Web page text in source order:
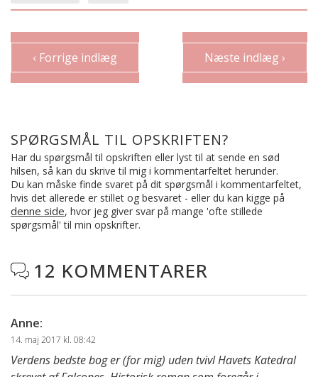
‹ Forrige indlæg Næste indlæg ›
SPØRGSMÅL TIL OPSKRIFTEN?
Har du spørgsmål til opskriften eller lyst til at sende en sød
hilsen, så kan du skrive til mig i kommentarfeltet herunder.
Du kan måske finde svaret på dit spørgsmål i kommentarfeltet,
hvis det allerede er stillet og besvaret - eller du kan kigge på
denne side, hvor jeg giver svar på mange 'ofte stillede
spørgsmål' til min opskrifter.
 12 KOMMENTARER
Anne:
14. maj 2017 kl. 08:42
Verdens bedste bog er (for mig) uden tvivl Havets Katedral